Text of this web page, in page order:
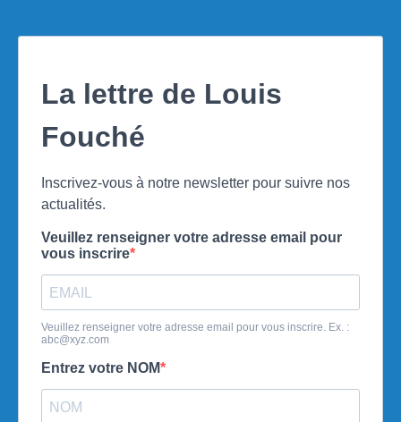
La lettre de Louis
Fouché
Inscrivez-vous à notre newsletter pour suivre nos
actualités.
Veuillez renseigner votre adresse email pour
vous inscrire
Veuillez renseigner votre adresse email pour vous inscrire. Ex. :
abc@xyz.com
Entrez votre NOM